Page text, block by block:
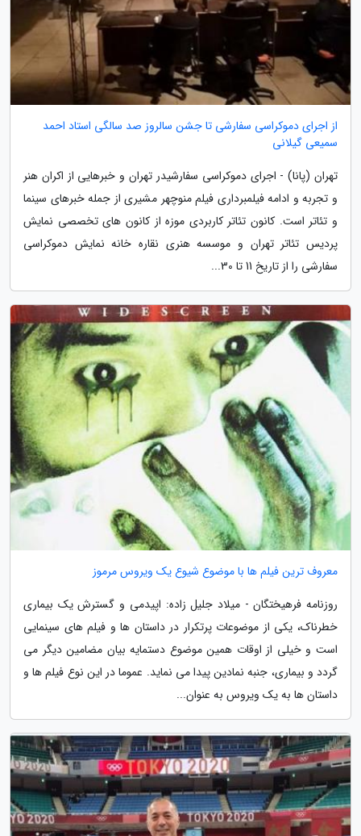
از اجرای دموکراسی سفارشی تا جشن سالروز صد سالگی استاد احمد
سمیعی گیلانی
تهران (پانا) - اجرای دموکراسی سفارشیدر تهران و خبرهایی از اکران هنر
و تجربه و ادامه فیلمبرداری فیلم منوچهر مشیری از جمله خبرهای سینما
و تئاتر است. کانون تئاتر کاربردی موزه از کانون های تخصصی نمایش
پردیس تئاتر تهران و موسسه هنری نقاره خانه نمایش دموکراسی
سفارشی را از تاریخ 11 تا 30...
معروف ترین فیلم ها با موضوع شیوع یک ویروس مرموز
روزنامه فرهیختگان - میلاد جلیل زاده: اپیدمی و گسترش یک بیماری
خطرناک، یکی از موضوعات پرتکرار در داستان ها و فیلم های سینمایی
است و خیلی از اوقات همین موضوع دستمایه بیان مضامین دیگر می
گردد و بیماری، جنبه نمادین پیدا می نماید. عموما در این نوع فیلم ها و
داستان ها به یک ویروس به عنوان...